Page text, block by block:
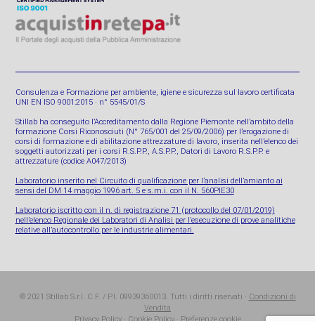
Consulenza e Formazione per ambiente, igiene e sicurezza sul lavoro certificata
UNI EN ISO 9001:2015 · n° 5545/01/S
Stillab ha conseguito l’Accreditamento dalla Regione Piemonte nell’ambito della
formazione Corsi Riconosciuti (N° 765/001 del 25/09/2006) per l’erogazione di
corsi di formazione e di abilitazione attrezzature di lavoro, inserita nell’elenco dei
soggetti autorizzati per i corsi R.S.P.P., A.S.P.P., Datori di Lavoro R.S.P.P. e
attrezzature (codice A047/2013)
Laboratorio inserito nel Circuito di qualificazione per l’analisi dell’amianto ai
sensi del DM 14 maggio 1996 art. 5 e s.m.i. con il N. 560PIE30
Laboratorio iscritto con il n. di registrazione 71 (protocollo del 07/01/2019)
nell’elenco Regionale dei Laboratori di Analisi per l’esecuzione di prove analitiche
relative all’autocontrollo per le industrie alimentari.
© 2021 Stillab S.r.l. C.F. / P.I. 09939360013. Tutti i diritti riservati · Condizioni di
Vendita
Privacy Policy· Cookie Policy· Preferenze cookie